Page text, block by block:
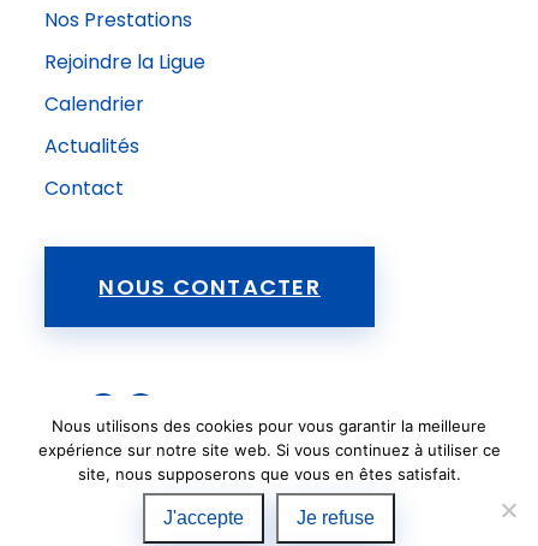
Nos Prestations
Rejoindre la Ligue
Calendrier
Actualités
Contact
NOUS CONTACTER
Suivez-nous sur Facebook !
#liguecorse #ffse
Nous utilisons des cookies pour vous garantir la meilleure
expérience sur notre site web. Si vous continuez à utiliser ce
site, nous supposerons que vous en êtes satisfait.
J'accepte Je refuse